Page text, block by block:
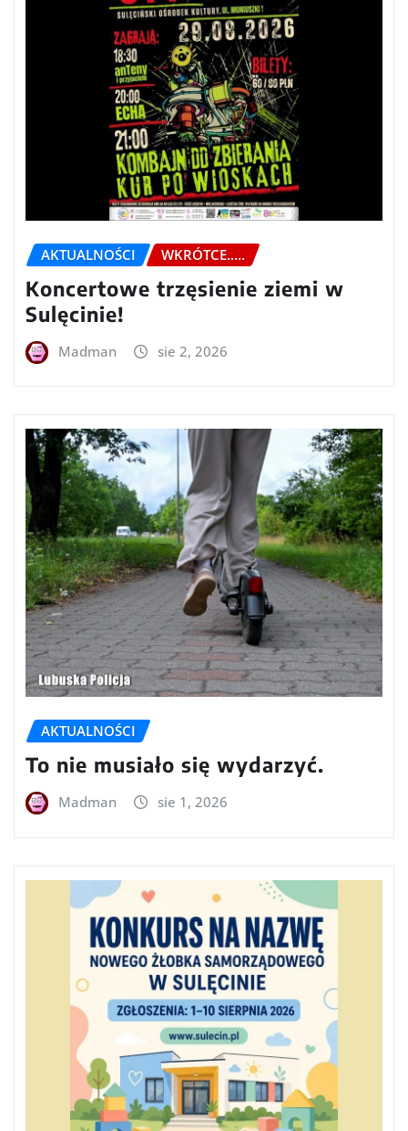
AKTUALNOŚCI WKRÓTCE.....
Koncertowe trzęsienie ziemi w
Sulęcinie!
Madman sie 2, 2026
AKTUALNOŚCI
To nie musiało się wydarzyć.
Madman sie 1, 2026